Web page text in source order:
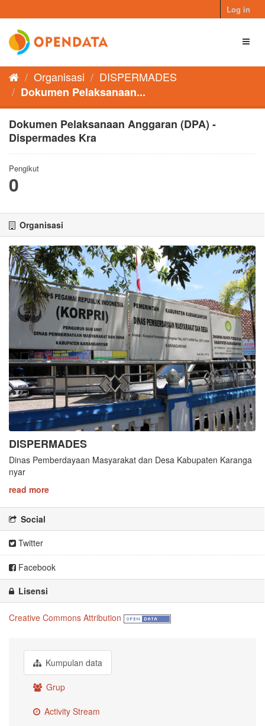
to
content
Log in
Organisasi
DISPERMADES
Dokumen Pelaksanaan...
Dokumen Pelaksanaan Anggaran (DPA) -
Dispermades Kra
Pengikut
0
Organisasi
DISPERMADES
Dinas Pemberdayaan Masyarakat dan Desa Kabupaten Karanga
nyar
read more
Social
Twitter
Facebook
Lisensi
Creative Commons Attribution
Kumpulan data
Grup
Activity Stream